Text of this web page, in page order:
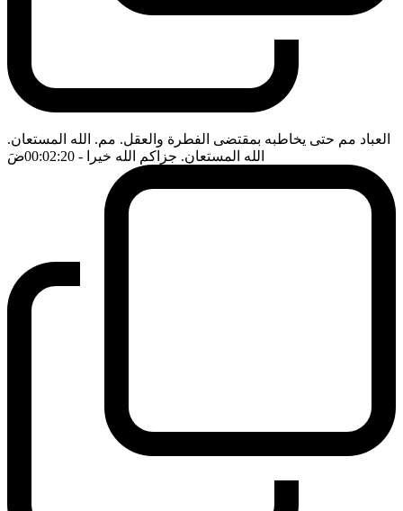
العباد مم حتى يخاطبه بمقتضى الفطرة والعقل. مم. الله المستعان.
الله المستعان. جزاكم الله خيرا - 00:02:20 ضَ